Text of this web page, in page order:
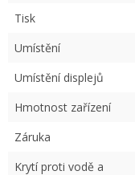
Tisk
Umístění
Umístění displejů
Hmotnost zařízení
Záruka
Krytí proti vodě a